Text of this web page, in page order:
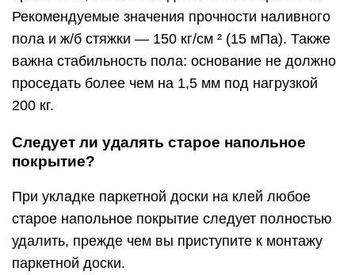
Рекомендуемые значения прочности наливного
пола и ж/б стяжки — 150 кг/см ² (15 мПа). Также
важна стабильность пола: основание не должно
проседать более чем на 1,5 мм под нагрузкой
200 кг.
Следует ли удалять старое напольное
покрытие?
При укладке паркетной доски на клей любое
старое напольное покрытие следует полностью
удалить, прежде чем вы приступите к монтажу
паркетной доски.